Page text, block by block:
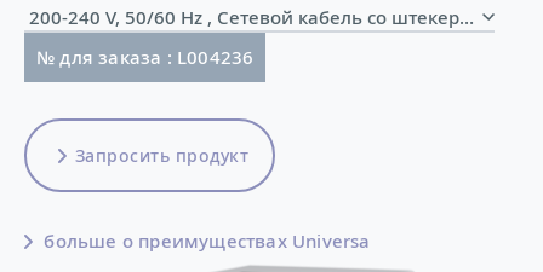
200-240 V, 50/60 Hz , Сетевой кабель со штекером
№ для заказа : L004236
Запросить продукт
больше о преимуществах Universa